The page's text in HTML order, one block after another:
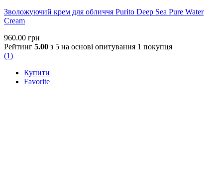
Зволожуючий крем для обличчя Purito Deep Sea Pure Water
Cream
960.00 грн
Рейтинг 5.00 з 5 на основі опитування 1 покупця
(1)
Купити
Favorite